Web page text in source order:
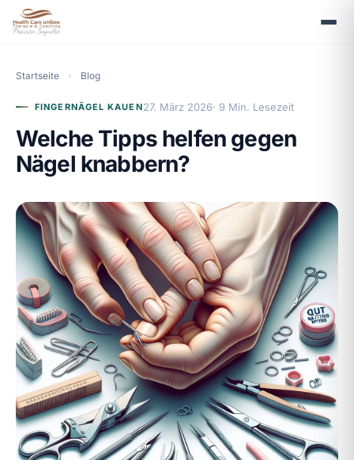
Startseite › Blog
FINGERNÄGEL KAUEN27. März 2026· 9 Min. Lesezeit
Welche Tipps helfen gegen
Nägel knabbern?